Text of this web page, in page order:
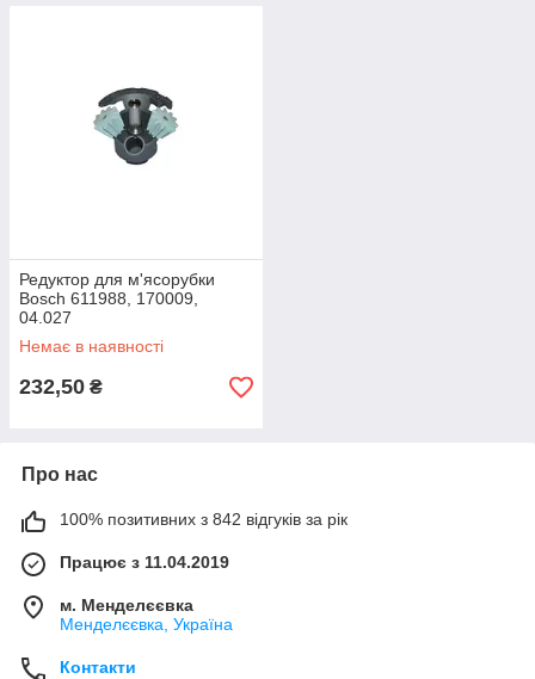
Редуктор для м'ясорубки
Bosch 611988, 170009,
04.027
Немає в наявності
232,50 ₴
Про нас
100% позитивних з 842 відгуків за рік
Працює з 11.04.2019
м. Менделєєвка
Менделєєвка, Україна
Контакти